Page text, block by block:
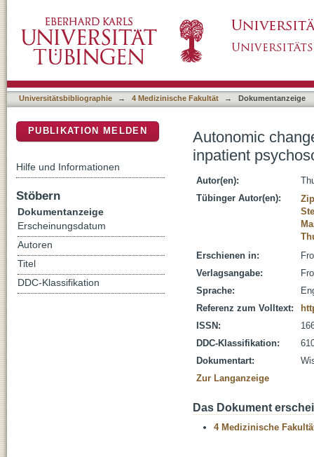
Universitätsbibliographie → 4 Medizinische Fakultät → Dokumentanzeige
Autonomic
inpatient
Autor(en):
Tübinger Autor(en):
Erschienen in:
Verlagsangabe:
Sprache:
Referenz zum Volltext:
ISSN:
DDC-Klassifikation:
Dokumentart:
Zur Langanzeige
Das Dokument
4 Medizinische
PUBLIKATION MELDEN
Hilfe und Informationen
Stöbern
Dokumentanzeige
Erscheinungsdatum
Autoren
Titel
DDC-Klassifikation